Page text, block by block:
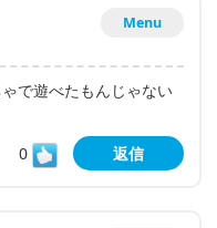
Menu
で遊べたもんじゃない
0
返信